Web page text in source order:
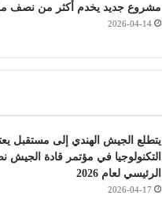
مشروع جديد يخدم أكثر من نصف
2026-04-14
يتطلع الجيش الهندي إلى مستقبل
التكنولوجيا في مؤتمر قادة
الرئيسي لعام 2026
2026-04-17